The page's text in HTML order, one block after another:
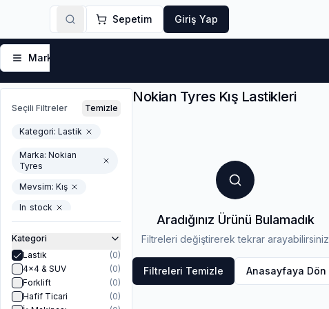
Sepetim Giriş Yap
Markalar
Seçili Filtreler Temizle
Kategori: Lastik
Marka: Nokian
Tyres
Mevsim: Kış
In_stock
Kategori
Lastik
(0)
4x4 & SUV
(0)
Forklift
(0)
Hafif Ticari
(0)
Nokian Tyres Kış Lastikleri
Aradığınız Ürünü Bulamadık
Filtreleri değiştirerek tekrar arayabilirsiniz
Filtreleri Temizle Anasayfaya Dön